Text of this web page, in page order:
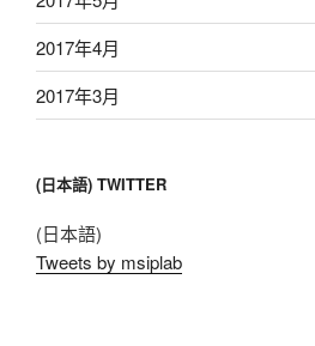
2017年4月
2017年3月
(日本語) TWITTER
(日本語)
Tweets by msiplab